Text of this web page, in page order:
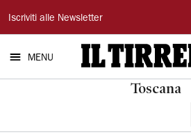
Il
Tirreno
Iscriviti alle Newsletter
MENU
Toscana